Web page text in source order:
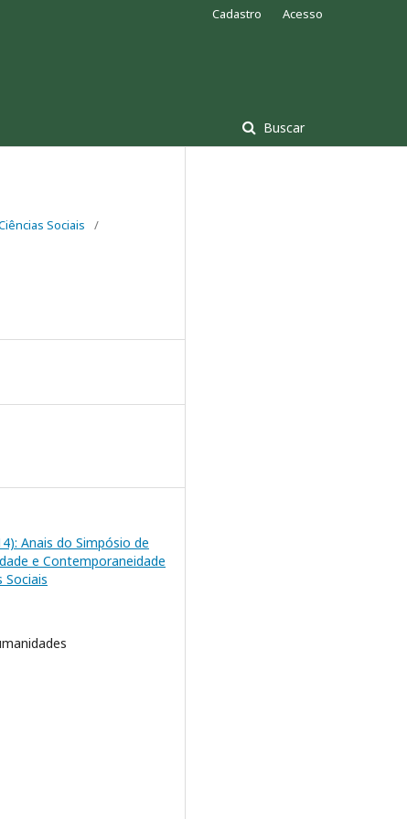
Buscar
Cadastro Acesso
Sociais
/
Anais do Simpósio de
e Contemporaneidade
Sociais